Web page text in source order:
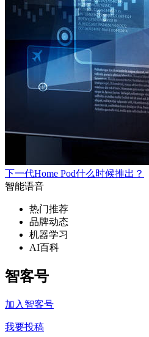
下一代Home Pod什么时候推出？
智能语音
热门推荐
品牌动态
机器学习
AI百科
智客号
加入智客号
我要投稿